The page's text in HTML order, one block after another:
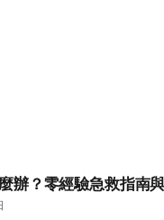
辦？零經驗急救指南